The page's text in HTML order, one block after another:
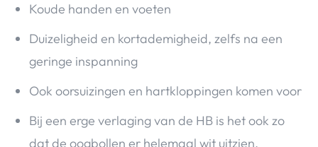
Koude handen en voeten
Duizeligheid en kortademigheid, zelfs na een
geringe inspanning
Ook oorsuizingen en hartkloppingen komen voor
Bij een erge verlaging van de HB is het ook zo
dat de oogbollen er helemaal wit uitzien.